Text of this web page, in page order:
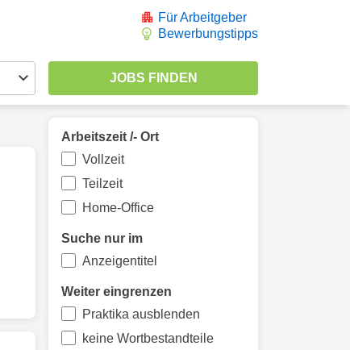
Für Arbeitgeber
Bewerbungstipps
Arbeitszeit /- Ort
Vollzeit
Teilzeit
Home-Office
Suche nur im
Anzeigentitel
Weiter eingrenzen
Praktika ausblenden
keine Wortbestandteile